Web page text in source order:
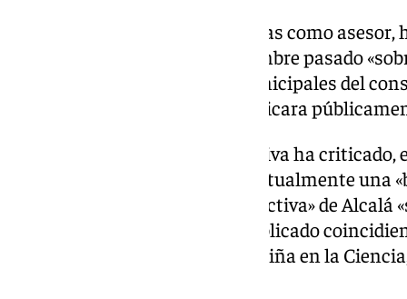
En el marco de sus competencias como
primera información en noviembre pasado
observadas a responsables municipales del
apuntado, de que Alcalá comunicara
En su comparecencia informativa ha criticado,
existe actualmente una
seis miembros de la cúpula directiva» de
catálogo que ha dicho se ha publicado
Internacional de la Mujer y la Niña en la